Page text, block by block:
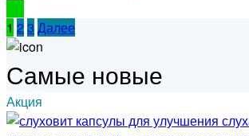
1 2 3 Далее
Самые новые
Акция